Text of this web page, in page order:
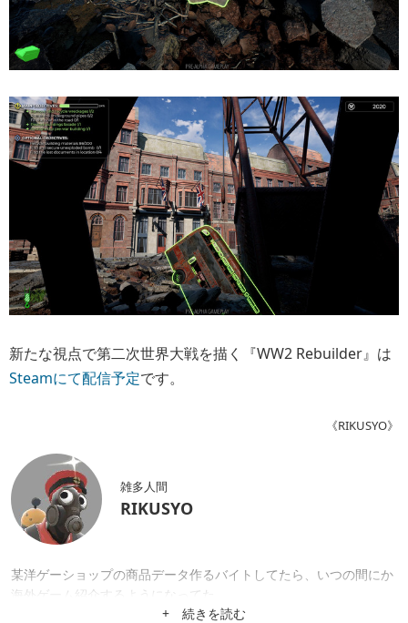
新たな視点で第二次世界大戦を描く『WW2 Rebuilder』は
Steamにて配信予定です。
《RIKUSYO》
雑多人間
RIKUSYO
某洋ゲーショップの商品データ作るバイトしてたら、いつの間にか
海外ゲーム紹介するようになってた。
+ 続きを読む